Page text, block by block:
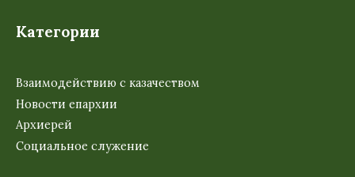
Категории
Взаимодействию с казачеством
Новости епархии
Архиерей
Социальное служение